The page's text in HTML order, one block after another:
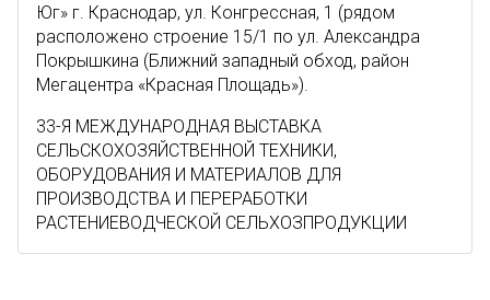
Юг» г. Краснодар, ул. Конгрессная, 1 (рядом
расположено строение 15/1 по ул. Александра
Покрышкина (Ближний западный обход, район
Мегацентра «Красная Площадь»).
33-Я МЕЖДУНАРОДНАЯ ВЫСТАВКА
СЕЛЬСКОХОЗЯЙСТВЕННОЙ ТЕХНИКИ,
ОБОРУДОВАНИЯ И МАТЕРИАЛОВ ДЛЯ
ПРОИЗВОДСТВА И ПЕРЕРАБОТКИ
РАСТЕНИЕВОДЧЕСКОЙ СЕЛЬХОЗПРОДУКЦИИ